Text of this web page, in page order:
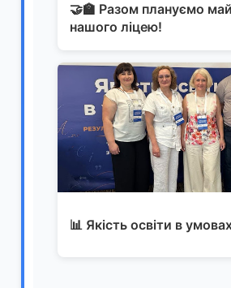
🤝🏫 Разом плануємо
нашого ліцею!
📊 Якість освіти в